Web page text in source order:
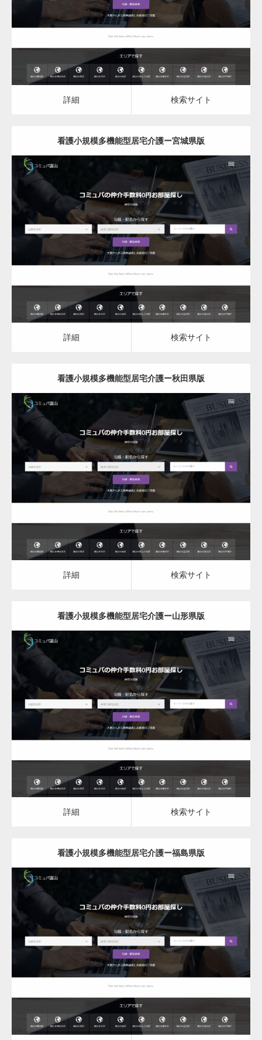
詳細 検索サイト
詳細 検索サイト
看護小規模多機能型居宅介護ー宮城県版
更新日： 2023.03.09
看護小規模多機能型居宅介護
詳細 検索サイト
詳細 検索サイト
看護小規模多機能型居宅介護ー秋田県版
更新日： 2023.03.09
看護小規模多機能型居宅介護
詳細 検索サイト
詳細 検索サイト
看護小規模多機能型居宅介護ー山形県版
更新日： 2023.03.09
看護小規模多機能型居宅介護
詳細 検索サイト
詳細 検索サイト
看護小規模多機能型居宅介護ー福島県版
更新日： 2023.03.09
看護小規模多機能型居宅介護
詳細 検索サイト
変幻自在、あらゆる業種に対応可能な新しい
カスタム投稿タイプ実…
一般社団法人高齢者支援協会がコミュパ.com
通常投稿
Hello world!